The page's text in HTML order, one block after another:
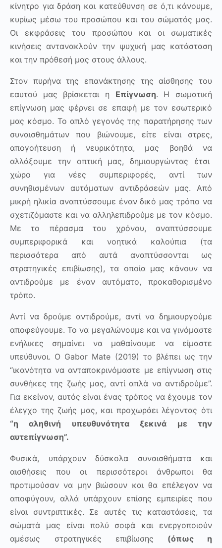
κίνητρο για δράση και κατεύθυνση σε ό,τι κάνουμε,
κυρίως μέσω του προσώπου και του σώματός μας.
Οι εκφράσεις του προσώπου και οι σωματικές
κινήσεις αντανακλούν την ψυχική μας κατάσταση
και την πρόθεσή μας στους άλλους.
Στον πυρήνα της επανάκτησης της αίσθησης του
εαυτού μας βρίσκεται η Επίγνωση. Η σωματική
επίγνωση μας φέρνει σε επαφή με τον εσωτερικό
μας κόσμο. Το απλό γεγονός της παρατήρησης των
συναισθημάτων που βιώνουμε, είτε είναι στρες,
απογοήτευση ή νευρικότητα, μας βοηθά να
αλλάξουμε την οπτική μας, δημιουργώντας έτσι
χώρο για νέες συμπεριφορές, αντί των
συνηθισμένων αυτόματων αντιδράσεών μας. Από
μικρή ηλικία αναπτύσσουμε έναν δικό μας τρόπο να
σχετιζόμαστε και να αλληλεπιδρούμε με τον κόσμο.
Με το πέρασμα του χρόνου, αναπτύσσουμε
συμπεριφορικά και νοητικά καλούπια (τα
περισσότερα από αυτά αναπτύσσονται ως
στρατηγικές επιβίωσης), τα οποία μας κάνουν να
αντιδρούμε με έναν αυτόματο, προκαθορισμένο
τρόπο.
Αντί να δρούμε αντιδρούμε, αντί να δημιουργούμε
αποφεύγουμε. Το να μεγαλώνουμε και να γινόμαστε
ενήλικες σημαίνει να μαθαίνουμε να είμαστε
υπεύθυνοι. Ο Gabor Mate (2019) το βλέπει ως την
“ικανότητα να ανταποκρινόμαστε με επίγνωση στις
συνθήκες της ζωής μας, αντί απλά να αντιδρούμε”.
Για εκείνον, αυτός είναι ένας τρόπος να έχουμε τον
έλεγχο της ζωής μας, και προχωράει λέγοντας ότι
“η αληθινή υπευθυνότητα ξεκινά με την
αυτεπίγνωση”.
Φυσικά, υπάρχουν δύσκολα συναισθήματα και
αισθήσεις που οι περισσότεροι άνθρωποι θα
προτιμούσαν να μην βιώσουν και θα επέλεγαν να
αποφύγουν, αλλά υπάρχουν επίσης εμπειρίες που
είναι συντριπτικές. Σε αυτές τις καταστάσεις, τα
σώματά μας είναι πολύ σοφά και ενεργοποιούν
αμέσως στρατηγικές επιβίωσης (όπως η